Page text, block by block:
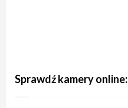
Sprawdź kamery online: